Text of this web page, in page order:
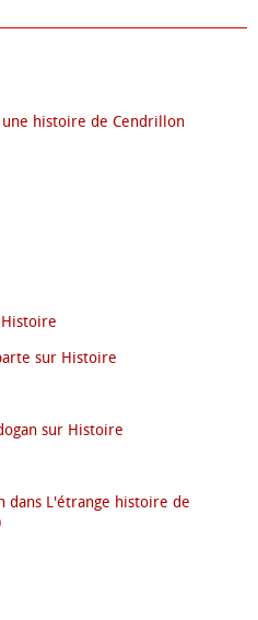
histoire de Cendrillon
sur Histoire
sur Histoire
dans L'étrange histoire de